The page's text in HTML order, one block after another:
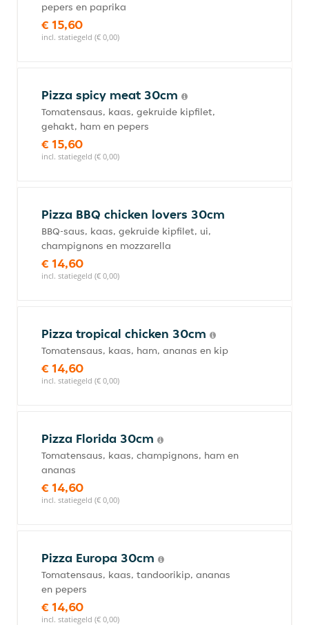
pepers en paprika
€ 15,60
incl. statiegeld (€ 0,00)
Pizza spicy meat 30cm
Tomatensaus, kaas, gekruide kipfilet,
gehakt, ham en pepers
€ 15,60
incl. statiegeld (€ 0,00)
Pizza BBQ chicken lovers 30cm
BBQ-saus, kaas, gekruide kipfilet, ui,
champignons en mozzarella
€ 14,60
incl. statiegeld (€ 0,00)
Pizza tropical chicken 30cm
Tomatensaus, kaas, ham, ananas en kip
€ 14,60
incl. statiegeld (€ 0,00)
Pizza Florida 30cm
Tomatensaus, kaas, champignons, ham en
ananas
€ 14,60
incl. statiegeld (€ 0,00)
Pizza Europa 30cm
Tomatensaus, kaas, tandoorikip, ananas
en pepers
€ 14,60
incl. statiegeld (€ 0,00)